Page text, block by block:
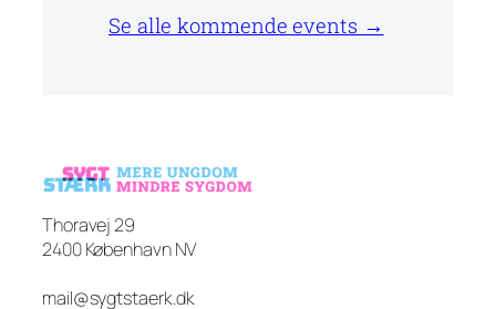
Se alle kommende events →
Thoravej 29
2400 København NV
mail@sygtstaerk.dk